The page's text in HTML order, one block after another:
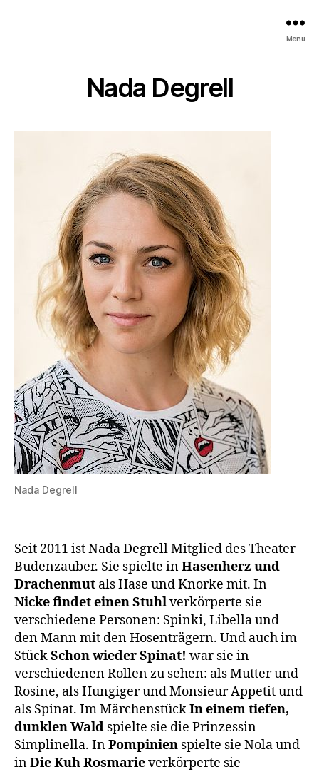
Menü
Nada Degrell
Nada Degrell
Seit 2011 ist Nada Degrell Mitglied des Theater
Budenzauber. Sie spielte inHasenherz und
Drachenmut als Hase und Knorke mit. In
Nicke findet einen Stuhlverkörperte sie
verschiedene Personen: Spinki, Libella und
den Mann mit den Hosenträgern. Und auch im
StückSchon wieder Spinat! war sie in
verschiedenen Rollen zu sehen: als Mutter und
Rosine, als Hungiger und Monsieur Appetit und
als Spinat. Im MärchenstückIn einem tiefen,
dunklen Wald spielte sie die Prinzessin
Simplinella. InPompinien spielte sie Nola und
inDie Kuh Rosmarieverkörperte sie